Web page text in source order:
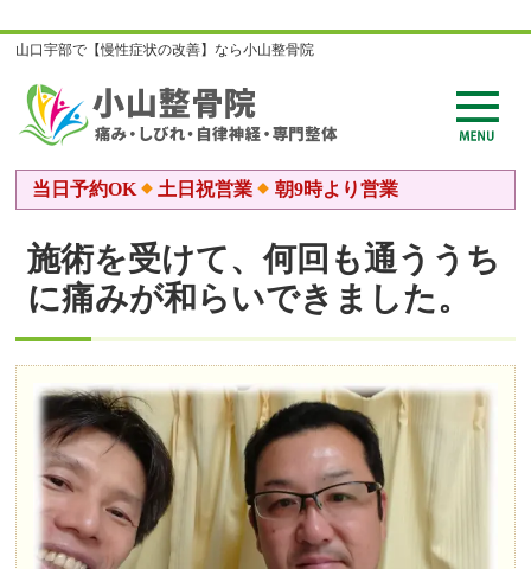
山口宇部で【慢性症状の改善】なら小山整骨院
当日予約OK 土日祝営業 朝9時より営業
施術を受けて、何回も通ううち
に痛みが和らいできました。